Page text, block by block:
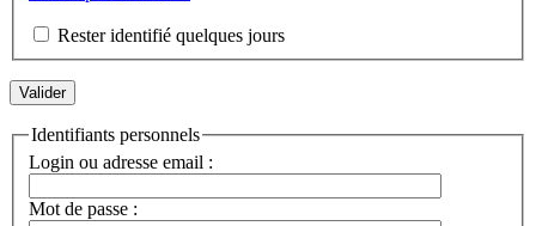
Rester identifié quelques jours
Identifiants personnels
Login ou adresse email :
Mot de passe :